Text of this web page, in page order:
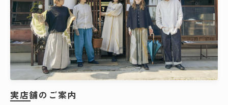
実店舗のご案内